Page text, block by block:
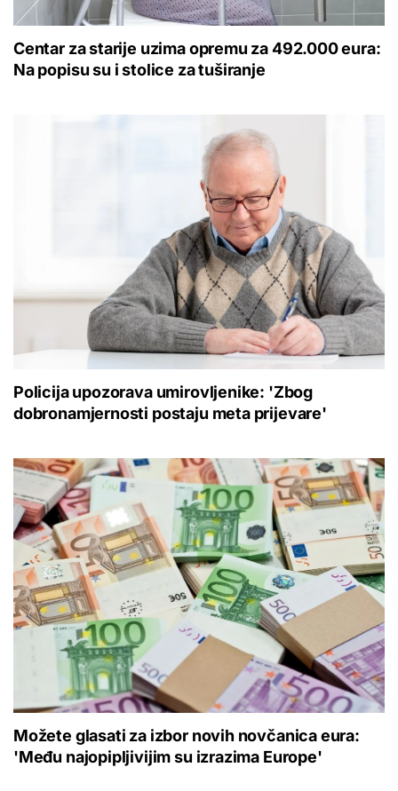
Centar za starije uzima opremu za 492.000 eura:
Na popisu su i stolice za tuširanje
Policija upozorava umirovljenike: 'Zbog
dobronamjernosti postaju meta prijevare'
Možete glasati za izbor novih novčanica eura:
'Među najopipljivijim su izrazima Europe'